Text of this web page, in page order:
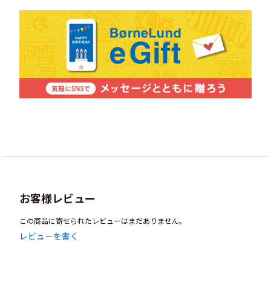
お客様レビュー
この商品に寄せられたレビューはまだありません。
レビューを書く